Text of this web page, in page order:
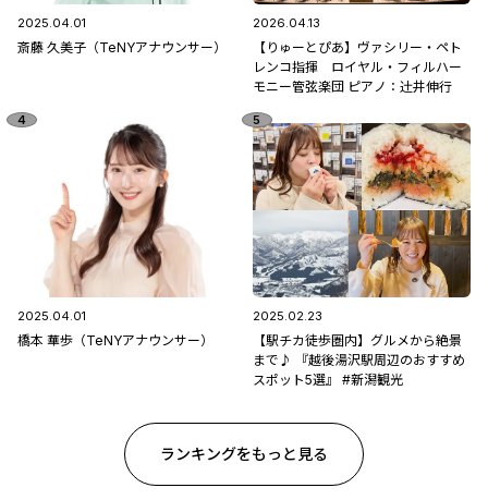
2025.04.01
斎藤 久美子（TeNYアナウンサー）
2026.04.13
【りゅーとぴあ】ヴァシリー・ペト
レンコ指揮 ロイヤル・フィルハー
モニー管弦楽団 ピアノ：辻󠄀井伸行
2025.04.01
橋本 華歩（TeNYアナウンサー）
2025.02.23
【駅チカ徒歩圏内】グルメから絶景
まで♪ 『越後湯沢駅周辺のおすすめ
スポット5選』 #新潟観光
ランキングをもっと見る